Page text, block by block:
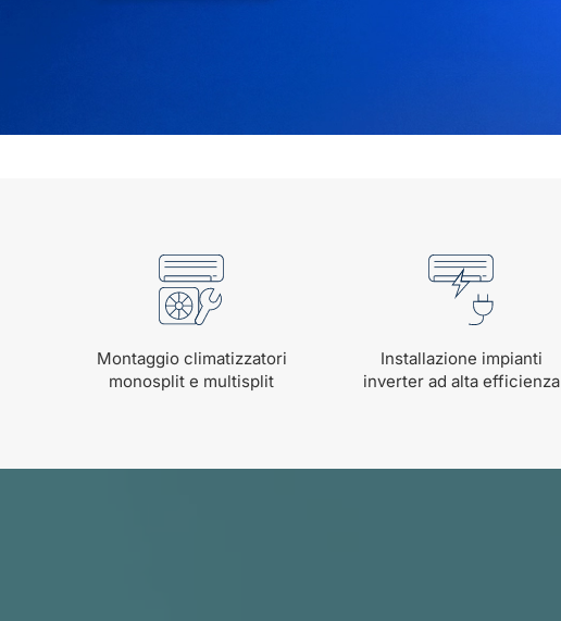
Montaggio climatizzatori
monosplit e multisplit
Installazione impianti
inverter ad alta efficienza